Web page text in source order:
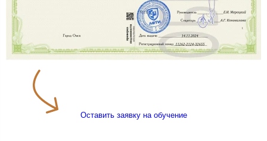
Оставить заявку на обучение